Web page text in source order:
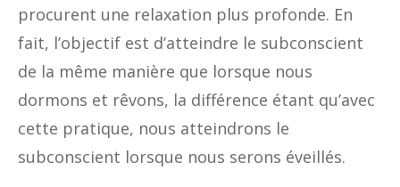
procurent une relaxation plus profonde. En
fait, l’objectif est d’atteindre le subconscient
de la même manière que lorsque nous
dormons et rêvons, la différence étant qu’avec
cette pratique, nous atteindrons le
subconscient lorsque nous serons éveillés.